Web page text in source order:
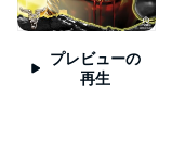
プレビューの
再生